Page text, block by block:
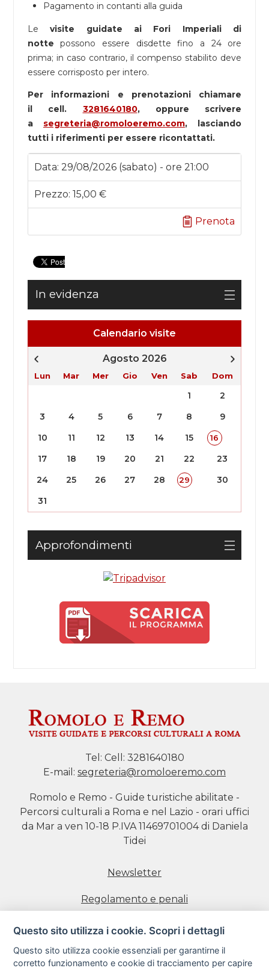
Calendario visite
Agosto 2026
Lun Mar Mer Gio Ven Sab Dom
1
2
3
4 5 6 7 8
9
10
11 12 13 14 15 16
17 18 19 20 21 22
23
24
25 26 27 28 29
30
31
Approfondimenti
Pagamento in contanti alla guida
​Levisite guidate ai Fori Imperiali di
notte possono essere disdette fino a 24 ore
prima; in caso contrario, il compenso stabilito deve
essere corrisposto per intero.
Per informazioni e prenotazioni chiamare
il cell. 3281640180, oppure scrivere
a segreteria@romoloeremo.com, lasciando
tutti i riferimenti per essere ricontattati.
Data: 29/08/2026 (sabato) - ore 21:00
Prezzo: 15,00 €
Prenota
In evidenza
Tel: Cell: 3281640180
E-mail: segreteria@romoloeremo.com
Romolo e Remo - Guide turistiche abilitate -
Percorsi culturali a Roma e nel Lazio - orari uffici
da Mar a ven 10-18 P.IVA 11469701004 di Daniela
Tidei
Newsletter
Regolamento e penali
Prenotazione visite
Informativa estesa sull'uso dei Cookie
Questo sito utilizza i cookie. Scopri i dettagli
Questo sito utilizza cookie essenziali per garantirne il
corretto funzionamento e cookie di tracciamento per capire